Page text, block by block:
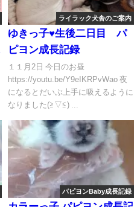
ライラック犬舎のご案内
ゆきっ子♥生後二日目 パ
ピヨン成長記録
１１月2日 今日のお昼
https://youtu.be/Y9eIKRPvWao 夜
になるとだいぶ上手に吸えるように
なりました(≧▽≦) ...
パピヨンBaby成長記録